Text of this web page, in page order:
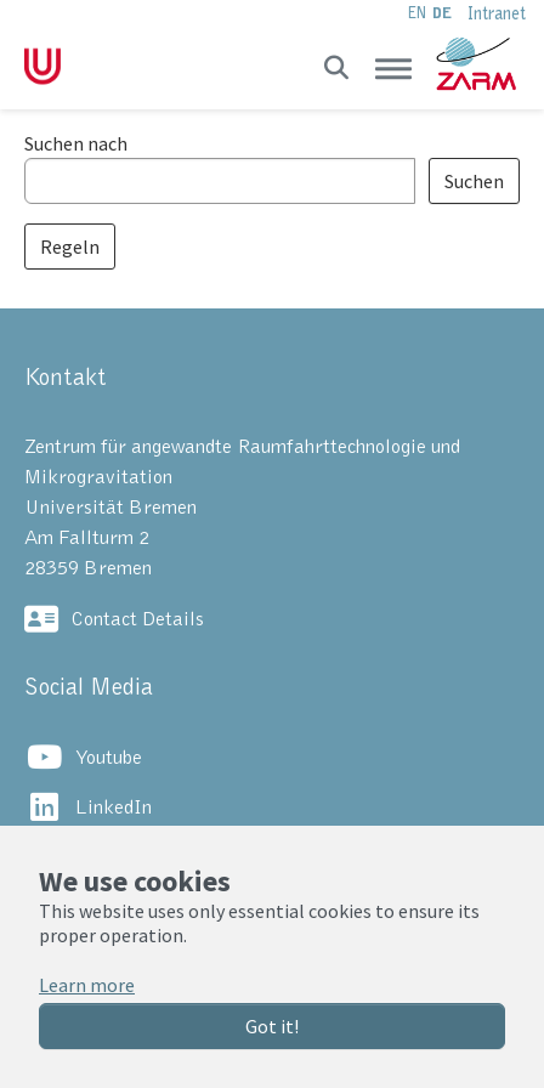
We use cookies
This website uses only essential cookies to ensure its
proper operation.
Learn more
Got it!
EN DE Intranet
Suchformular
Suchen nach
Regeln
Kontakt
Zentrum für angewandte Raumfahrttechnologie und
Mikrogravitation
Universität Bremen
Am Fallturm 2
28359 Bremen
Contact Details
Social Media
Youtube
LinkedIn
© ZARM, Universität Bremen 2025
Datenschutzerklärung